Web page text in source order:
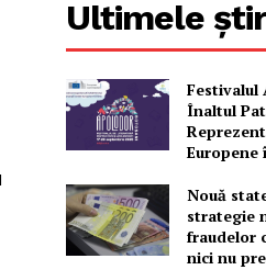
Ultimele
Festivalul
Înaltul
Europene
Nouă
strategie
fraudelor
nici nu